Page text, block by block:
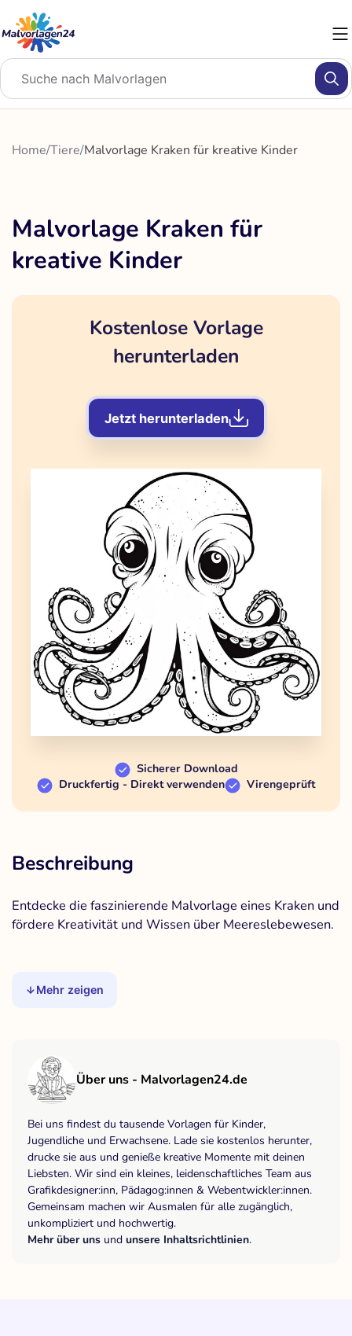
Inhalt
springen
Home/Tiere/Malvorlage Kraken für kreative Kinder
Malvorlage Kraken für
kreative Kinder
Kostenlose Vorlage
herunterladen
Jetzt herunterladen
Sicherer Download
Druckfertig - Direkt verwenden
Virengeprüft
Beschreibung
Entdecke die faszinierende Malvorlage eines Kraken und
fördere Kreativität und Wissen über Meereslebewesen.
Mehr zeigen
Über uns - Malvorlagen24.de
Bei uns findest du tausende Vorlagen für Kinder,
Jugendliche und Erwachsene. Lade sie kostenlos herunter,
drucke sie aus und genieße kreative Momente mit deinen
Liebsten. Wir sind ein kleines, leidenschaftliches Team aus
Grafikdesigner:inn, Pädagog:innen & Webentwickler:innen.
Gemeinsam machen wir Ausmalen für alle zugänglich,
unkompliziert und hochwertig.
Mehr über uns und unsere Inhaltsrichtlinien.